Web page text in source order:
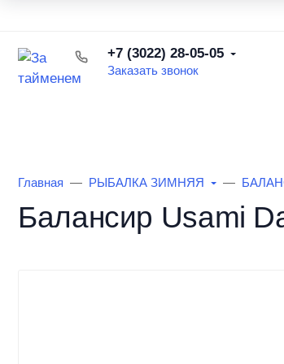
+7 (3022) 28-05-05
Заказать звонок
Главная РЫБАЛКА ЗИМНЯЯ
Балансир Usami